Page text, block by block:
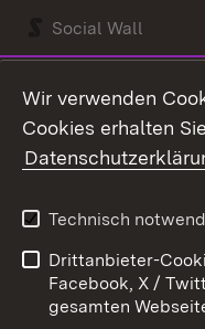
Social Wall
Kontakt
Impressum
Wir verwenden
Cookies erhalten
Technisch
Drittanbieter-
Facebook, X /
gesamten